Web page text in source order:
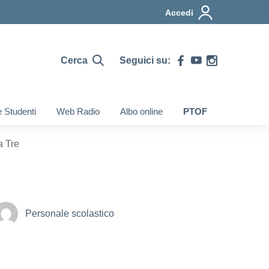
Accedi
Cerca Seguici su:
Studenti Web Radio Albo online PTOF
Tre
Personale scolastico